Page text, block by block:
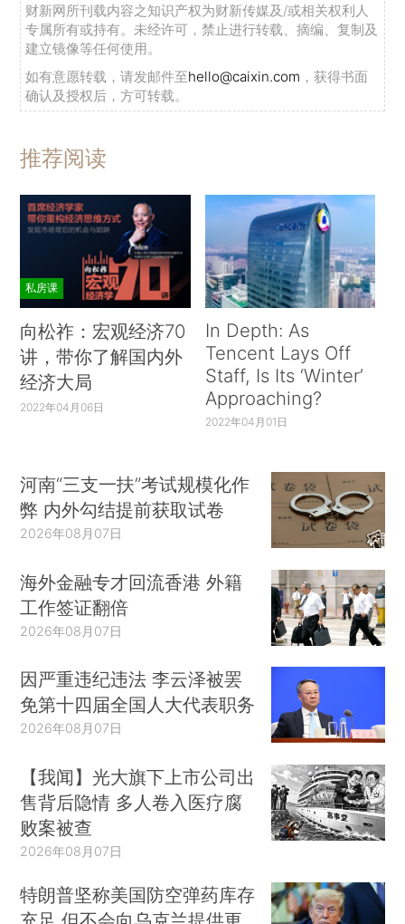
财新网所刊载内容之知识产权为财新传媒及/或相关权利人
专属所有或持有。未经许可，禁止进行转载、摘编、复制及
建立镜像等任何使用。
如有意愿转载，请发邮件至hello@caixin.com ，获得书面
确认及授权后，方可转载。
推荐阅读
私房课
向松祚：宏观经济70
讲，带你了解国内外
经济大局
2022年04月06日
In Depth: As
Tencent Lays Off
Staff, Is Its ‘Winter’
Approaching?
2022年04月01日
河南“三支一扶”考试规模化作
弊 内外勾结提前获取试卷
2026年08月07日
海外金融专才回流香港 外籍
工作签证翻倍
2026年08月07日
因严重违纪违法 李云泽被罢
免第十四届全国人大代表职务
2026年08月07日
【我闻】光大旗下上市公司出
售背后隐情 多人卷入医疗腐
败案被查
2026年08月07日
特朗普坚称美国防空弹药库存